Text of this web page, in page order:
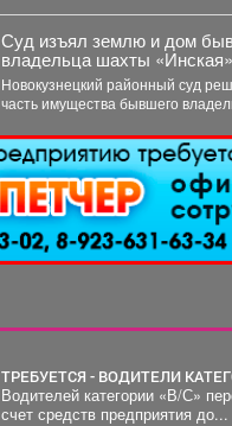
Суд изъял землю и дом
владельца шахты
долга
Новокузнецкий районный суд
часть имущества бывшего
ТРЕБУЕТСЯ - ВОДИТЕЛИ
Водителей категории «В/С»
счет средств предприятия до...